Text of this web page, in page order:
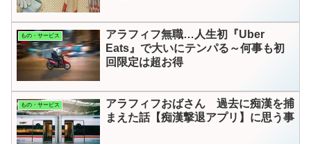
もの・サービス
アラフィフ無職…人生初『Uber
Eats』で大いにテンパる～何事も初
回限定は超お得
もの・サービス
アラフィフおばさん 過去に痴漢を捕
まえた話【痴漢撃退アプリ】に思う事